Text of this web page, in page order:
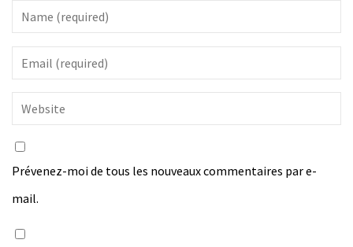
Prévenez-moi de tous les nouveaux commentaires par e-
mail.